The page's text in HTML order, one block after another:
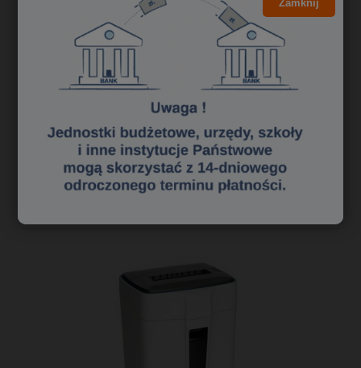
3,24 zł
do koszyka
« 1 2 3 »
Zamknij